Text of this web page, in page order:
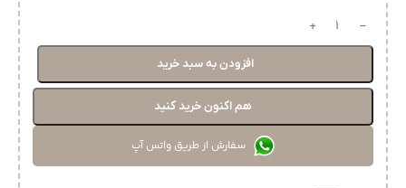
افزودن به سبد خرید
هم اکنون خرید کنید
سفارش از طریق واتس آپ